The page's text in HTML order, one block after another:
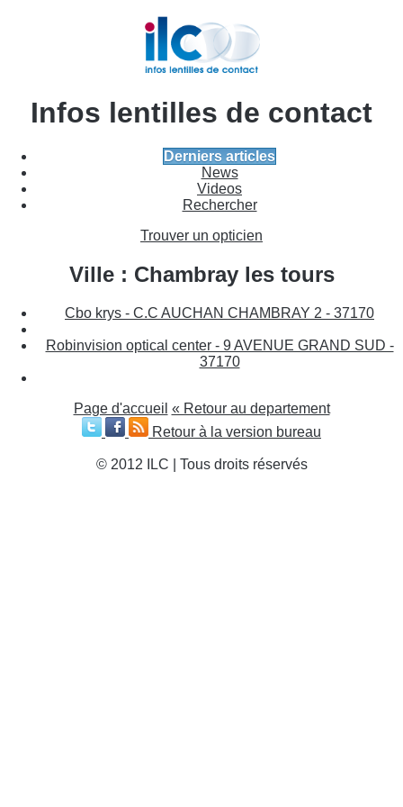
Infos lentilles de contact
Derniers articles
News
Videos
Rechercher
Trouver un opticien
Ville : Chambray les tours
Cbo krys - C.C AUCHAN CHAMBRAY 2 - 37170
Robinvision optical center - 9 AVENUE GRAND SUD -
37170
Page d'accueil « Retour au departement
Retour à la version bureau
© 2012 ILC | Tous droits réservés